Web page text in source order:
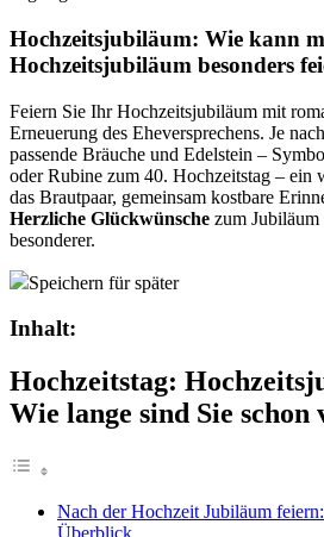
Hochzeitsjubiläum: Wie kann
Hochzeitsjubiläum besonders
Feiern Sie Ihr Hochzeitsjubiläum mit
Erneuerung des Eheversprechens. Je
passende Bräuche und Edelstein –
oder Rubine zum 40. Hochzeitstag – ein
das Brautpaar, gemeinsam kostbare
Herzliche Glückwünsche zum Jubiläum
besonderer.
Speichern für später
Inhalt:
Hochzeitstag:
Wie lange sind Sie
Nach der Hochzeit Jubiläum